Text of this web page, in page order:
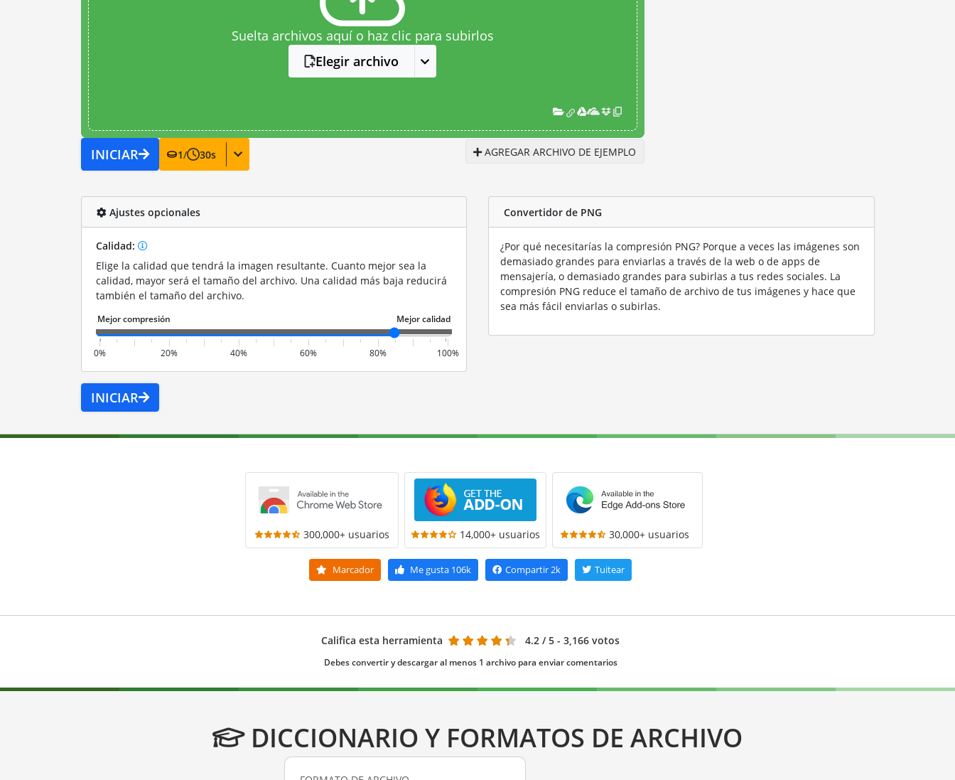
Suelta archivos aquí o haz clic para subirlos
Elegir archivo
INICIAR 1/ 30s AGREGAR ARCHIVO DE EJEMPLO
Ajustes opcionales
Calidad:
Elige la calidad que tendrá la imagen resultante. Cuanto mejor sea la
calidad, mayor será el tamaño del archivo. Una calidad más baja reducirá
también el tamaño del archivo.
0% 20% 40% 60% 80% 100%
INICIAR
Convertidor de PNG
¿Por qué necesitarías la compresión PNG? Porque a veces las imágenes son
demasiado grandes para enviarlas a través de la web o de apps de
mensajería, o demasiado grandes para subirlas a tus redes sociales. La
compresión PNG reduce el tamaño de archivo de tus imágenes y hace que
sea más fácil enviarlas o subirlas.
300,000+ usuarios 14,000+ usuarios 30,000+ usuarios
Marcador Me gusta 106k Compartir2k Tuitear
Califica esta herramienta 4.2 / 5 - 3,166 votos
Debes convertir y descargar al menos 1 archivo para enviar comentarios
DICCIONARIO Y FORMATOS DE ARCHIVO